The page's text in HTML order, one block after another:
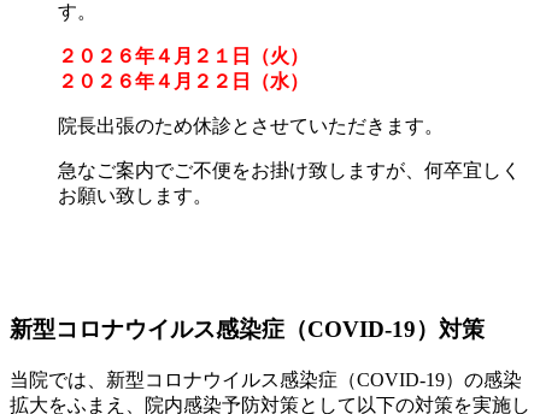
す。
２０２６年４月２１日（火）
２０２６年４月２２日（水）
院長出張のため休診とさせていただきます。
急なご案内でご不便をお掛け致しますが、何卒宜しく
お願い致します。
新型コロナウイルス感染症（COVID-19）対策
当院では、新型コロナウイルス感染症（COVID-19）の感染
拡大をふまえ、院内感染予防対策として以下の対策を実施し